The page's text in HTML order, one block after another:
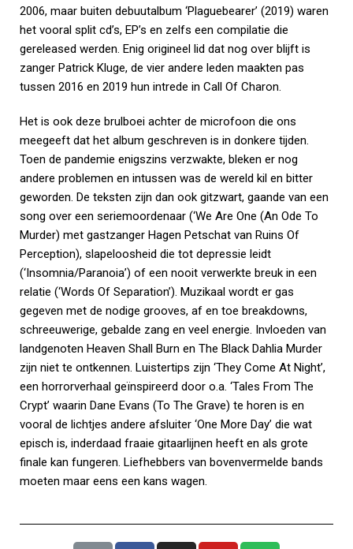
2006, maar buiten debuutalbum ‘Plaguebearer’ (2019) waren
het vooral split cd’s, EP’s en zelfs een compilatie die
gereleased werden. Enig origineel lid dat nog over blijft is
zanger Patrick Kluge, de vier andere leden maakten pas
tussen 2016 en 2019 hun intrede in Call Of Charon.
Het is ook deze brulboei achter de microfoon die ons
meegeeft dat het album geschreven is in donkere tijden.
Toen de pandemie enigszins verzwakte, bleken er nog
andere problemen en intussen was de wereld kil en bitter
geworden. De teksten zijn dan ook gitzwart, gaande van een
song over een seriemoordenaar (‘We Are One (An Ode To
Murder) met gastzanger Hagen Petschat van Ruins Of
Perception), slapeloosheid die tot depressie leidt
(‘Insomnia/Paranoia’) of een nooit verwerkte breuk in een
relatie (‘Words Of Separation’). Muzikaal wordt er gas
gegeven met de nodige grooves, af en toe breakdowns,
schreeuwerige, gebalde zang en veel energie. Invloeden van
landgenoten Heaven Shall Burn en The Black Dahlia Murder
zijn niet te ontkennen. Luistertips zijn ‘They Come At Night’,
een horrorverhaal geïnspireerd door o.a. ‘Tales From The
Crypt’ waarin Dane Evans (To The Grave) te horen is en
vooral de lichtjes andere afsluiter ‘One More Day’ die wat
episch is, inderdaad fraaie gitaarlijnen heeft en als grote
finale kan fungeren. Liefhebbers van bovenvermelde bands
moeten maar eens een kans wagen.